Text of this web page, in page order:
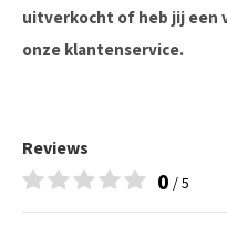
uitverkocht of heb jij een
onze klantenservice.
Reviews
0 / 5